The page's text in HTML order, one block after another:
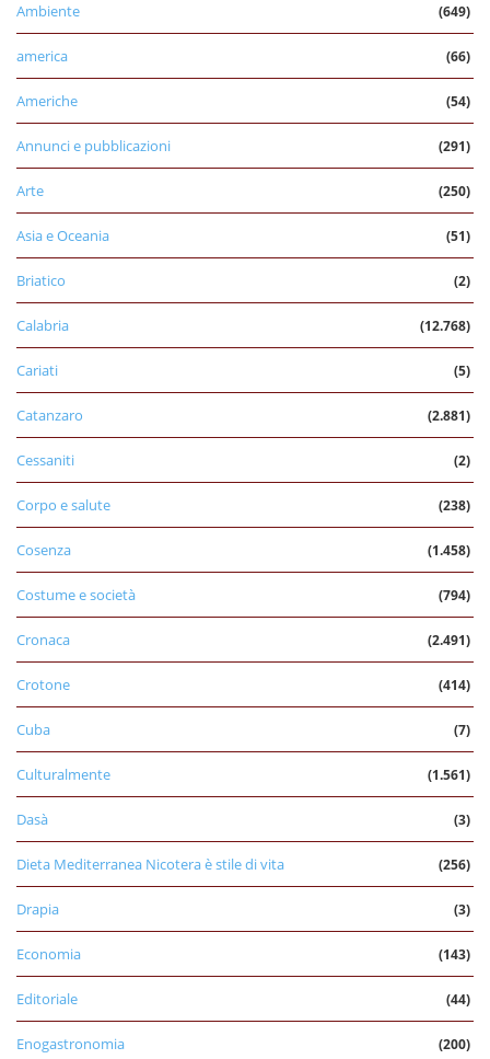
Ambiente (649)
america (66)
Americhe (54)
Annunci e pubblicazioni (291)
Arte (250)
Asia e Oceania (51)
Briatico (2)
Calabria (12.768)
Cariati (5)
Catanzaro (2.881)
Cessaniti (2)
Corpo e salute (238)
Cosenza (1.458)
Costume e società (794)
Cronaca (2.491)
Crotone (414)
Cuba (7)
Culturalmente (1.561)
Dasà (3)
Dieta Mediterranea Nicotera è stile di vita (256)
Drapia (3)
Economia (143)
Editoriale (44)
Enogastronomia (200)